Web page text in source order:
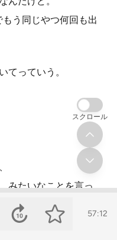
う同じやつ何回も出
てっていう。
みたいなことを言っ
57:12
スクロール